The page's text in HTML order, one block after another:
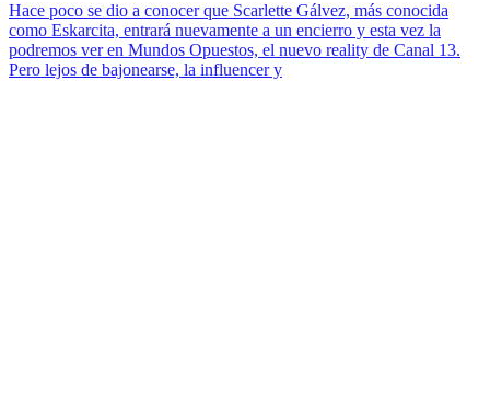
Hace poco se dio a conocer que Scarlette Gálvez, más conocida
como Eskarcita, entrará nuevamente a un encierro y esta vez la
podremos ver en Mundos Opuestos, el nuevo reality de Canal 13.
Pero lejos de bajonearse, la influencer y